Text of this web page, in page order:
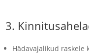
3.
Hädavajalikud raskele